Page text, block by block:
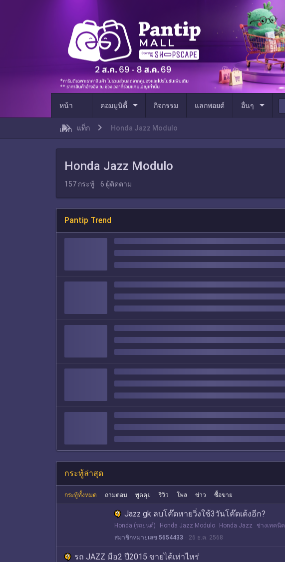
หน้า
แรก
คอมมูนิตี้ arrow_drop_down กิจกรรม แลกพอยต์ อื่นๆ arrow_drop_down
แท็ก Honda Jazz Modulo
Honda Jazz Modulo
157 กระทู้ 6 ผู้ติดตาม
Pantip Trend
กระทู้ล่าสุด
กระทู้ทั้งหมด ถามตอบ พูดคุย รีวิว โพล ข่าว ซื้อขาย
Jazz gk ลบโค๊ดหายวิ่งใช้3วันโค๊ดเด้งอีก?
Honda (รถยนต์) Honda Jazz Modulo Honda Jazz ช่างเทคนิค
สมาชิกหมายเลข 5654433
26 ธ.ค. 2568
รถ JAZZ มือ2 ปี2015 ขายได้เท่าไหร่